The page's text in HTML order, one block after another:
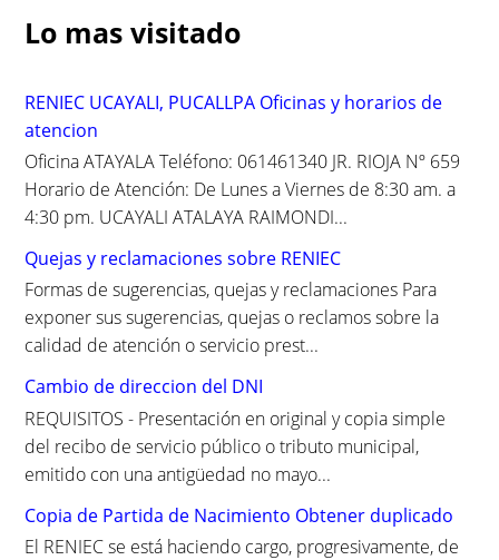
c
h
o
r
:
Lo mas visitado
RENIEC UCAYALI, PUCALLPA Oficinas y horarios de
atencion
Oficina ATAYALA Teléfono: 061461340 JR. RIOJA Nº 659
Horario de Atención: De Lunes a Viernes de 8:30 am. a
4:30 pm. UCAYALI ATALAYA RAIMONDI...
Quejas y reclamaciones sobre RENIEC
Formas de sugerencias, quejas y reclamaciones Para
exponer sus sugerencias, quejas o reclamos sobre la
calidad de atención o servicio prest...
Cambio de direccion del DNI
REQUISITOS - Presentación en original y copia simple
del recibo de servicio público o tributo municipal,
emitido con una antigüedad no mayo...
Copia de Partida de Nacimiento Obtener duplicado
El RENIEC se está haciendo cargo, progresivamente, de